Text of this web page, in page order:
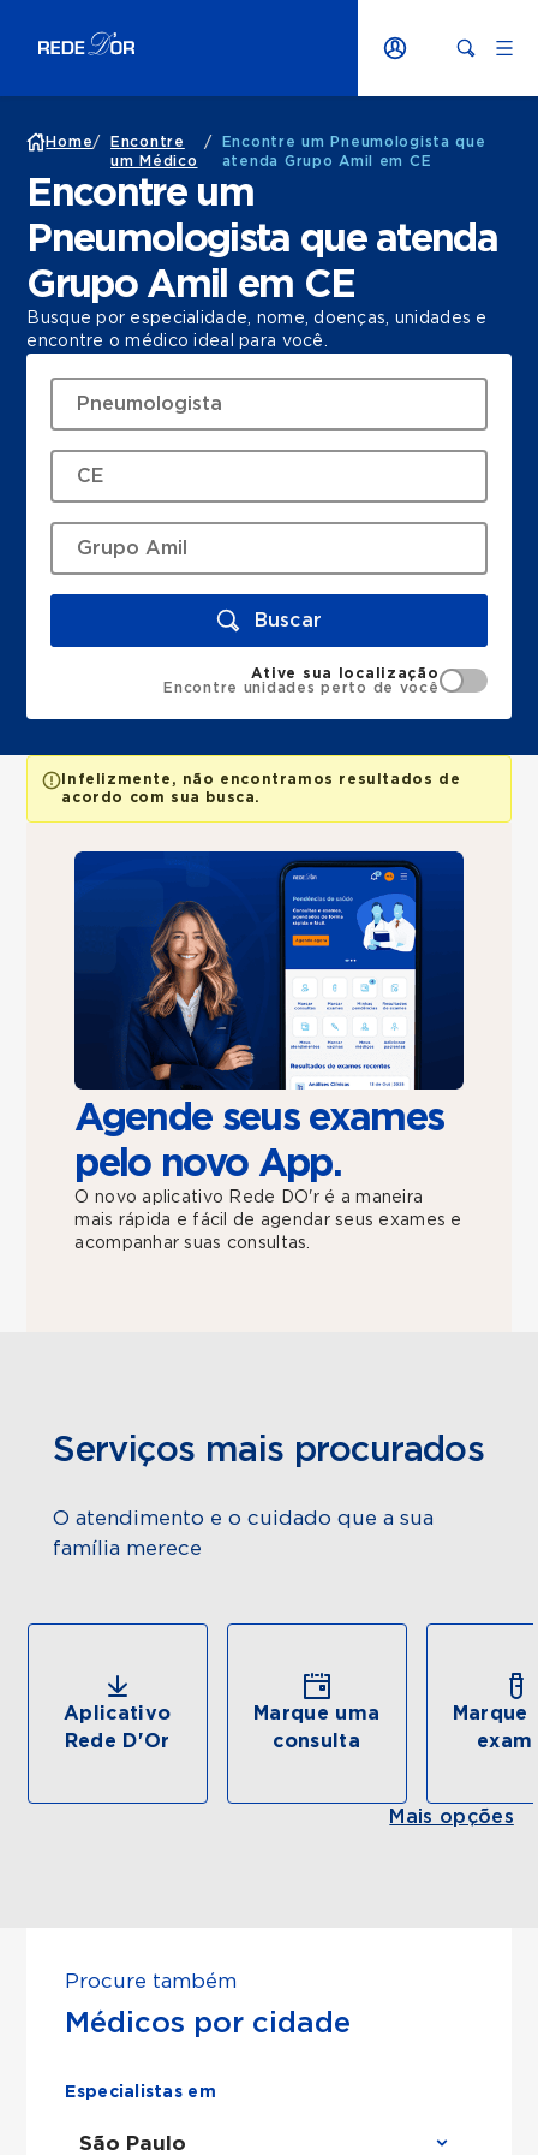
Home/
Encontre
um Médico
/
Encontre um Pneumologista que
atenda Grupo Amil em CE
Encontre um
Pneumologista que atenda
Grupo Amil em CE
Busque por especialidade, nome, doenças, unidades e
encontre o médico ideal para você.
Buscar
Ative sua localização
Encontre unidades perto de você
Infelizmente, não encontramos resultados de
acordo com sua busca.
Agende seus exames
pelo novo App.
O novo aplicativo Rede DO'r é a maneira
mais rápida e fácil de agendar seus exames e
acompanhar suas consultas.
Serviços mais procurados
O atendimento e o cuidado que a sua
família merece
Aplicativo
Rede D'Or
Marque uma
consulta
Marque
Mais opções
Procure também
Médicos por cidade
Especialistas em
São Paulo